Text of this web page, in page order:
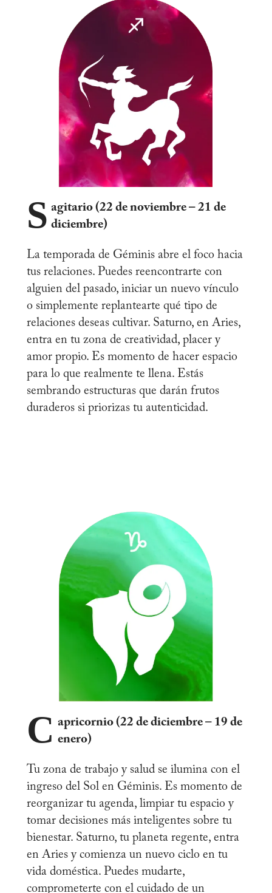
S agitario (22 de noviembre – 21 de
diciembre)
La temporada de Géminis abre el foco hacia
tus relaciones. Puedes reencontrarte con
alguien del pasado, iniciar un nuevo vínculo
o simplemente replantearte qué tipo de
relaciones deseas cultivar. Saturno, en Aries,
entra en tu zona de creatividad, placer y
amor propio. Es momento de hacer espacio
para lo que realmente te llena. Estás
sembrando estructuras que darán frutos
duraderos si priorizas tu autenticidad.
C apricornio (22 de diciembre – 19 de
enero)
Tu zona de trabajo y salud se ilumina con el
ingreso del Sol en Géminis. Es momento de
reorganizar tu agenda, limpiar tu espacio y
tomar decisiones más inteligentes sobre tu
bienestar. Saturno, tu planeta regente, entra
en Aries y comienza un nuevo ciclo en tu
vida doméstica. Puedes mudarte,
comprometerte con el cuidado de un